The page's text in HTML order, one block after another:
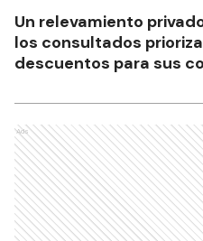
Un relevamiento
los consultados
descuentos para sus
Ads